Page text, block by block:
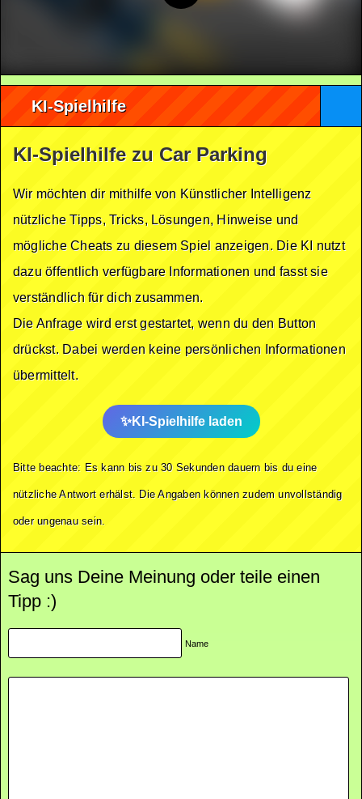
KI-Spielhilfe
KI-Spielhilfe zu Car Parking
Wir möchten dir mithilfe von Künstlicher Intelligenz
nützliche Tipps, Tricks, Lösungen, Hinweise und
mögliche Cheats zu diesem Spiel anzeigen. Die KI nutzt
dazu öffentlich verfügbare Informationen und fasst sie
verständlich für dich zusammen.
Die Anfrage wird erst gestartet, wenn du den Button
drückst. Dabei werden keine persönlichen Informationen
übermittelt.
KI-Spielhilfe laden
Bitte beachte: Es kann bis zu 30 Sekunden dauern bis du eine
nützliche Antwort erhälst. Die Angaben können zudem unvollständig
oder ungenau sein.
Sag uns Deine Meinung oder teile einen
Tipp :)
Name